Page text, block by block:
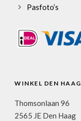
Pasfoto’s
WINKEL DEN HAAG
Thomsonlaan 96
2565 JE Den Haag